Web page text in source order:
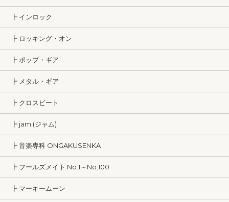
┣ インロック
┣ ロッキング・オン
┣ ポップ・ギア
┣ メタル・ギア
┣ クロスビート
┣ jam (ジャム)
┣ 音楽専科 ONGAKUSENKA
┣ フールズメイト No.1～No.100
┣ マーキームーン